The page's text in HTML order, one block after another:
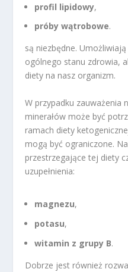
profil lipidowy,
próby wątrobowe.
są niezbędne.
ogólnego stanu zdrowia,
diety na nasz organizm.
W przypadku zauważenia
minerałów może być
ramach diety
mogą być ograniczone.
przestrzegające tej diety
uzupełnienia:
magnezu,
potasu,
witamin z grupy B.
Dobrze jest również